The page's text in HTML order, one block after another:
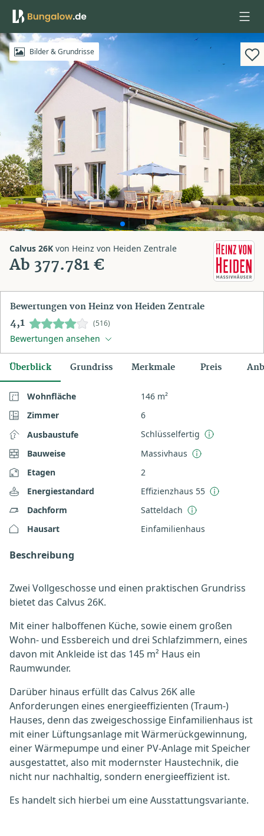
Anmelden
Bilder & Grundrisse
Calvus 26K von Heinz von Heiden Zentrale
Ab 377.781 €
Bewertungen von Heinz von Heiden Zentrale
4,1 (516)
Bewertungen ansehen
Überblick Grundriss Merkmale Preis
Wohnfläche
146 m²
Zimmer
6
Ausbaustufe
Schlüsselfertig
Bauweise
Massivhaus
Etagen
2
Energiestandard
Effizienzhaus 55
Dachform
Satteldach
Hausart
Einfamilienhaus
Beschreibung
Zwei Vollgeschosse und einen praktischen Grundriss
bietet das Calvus 26K.
Mit einer halboffenen Küche, sowie einem großen
Wohn- und Essbereich und drei Schlafzimmern, eines
davon mit Ankleide ist das 145 m² Haus ein
Raumwunder.
Darüber hinaus erfüllt das Calvus 26K alle
Anforderungen eines energieeffizienten (Traum-)
Hauses, denn das zweigeschossige Einfamilienhaus ist
mit einer Lüftungsanlage mit Wärmerückgewinnung,
einer Wärmepumpe und einer PV-Anlage mit Speicher
ausgestattet, also mit modernster Haustechnik, die
nicht nur nachhaltig, sondern energieeffizient ist.
Es handelt sich hierbei um eine Ausstattungsvariante.